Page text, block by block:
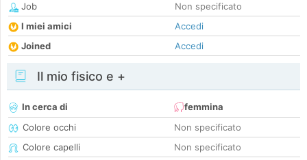
Job
Non specificato
I miei amici
Accedi
Joined
Accedi
Il mio fisico e +
In cerca di
femmina
Colore occhi
Non specificato
Colore capelli
Non specificato